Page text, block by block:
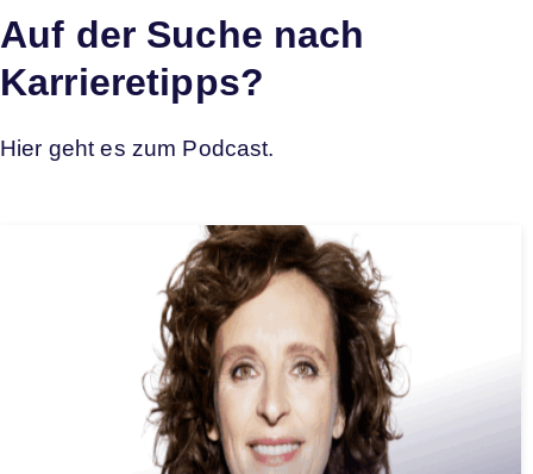
Auf der Suche nach
Karrieretipps?
Hier geht es zum Podcast.